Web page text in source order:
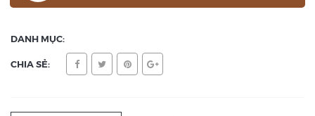
DANH MỤC:
CHIA SẺ: